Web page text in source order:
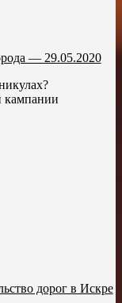
— 29.05.2020
кампании
дорог в Искре